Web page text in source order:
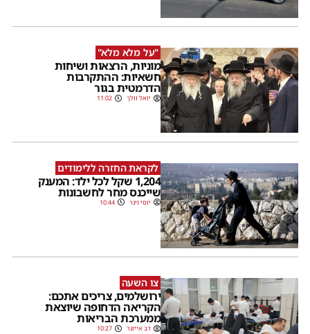
"על מלא מלא"
מוניות, הרצאות ושיחות
חשאיות: ההתקרבות
הדרמטית בגור
יואל וולך 11:02
לקראת החזרה ללימודים
1,204 שקל לכל ילד: המענק
שייכנס מחר לחשבונות
יוסי וינר 10:44
צו השעה
ירושלמים, צריכים אתכם:
הקריאה הדחופה שיוצאת
ממערכת הבריאות
דב אייזנר 10:27